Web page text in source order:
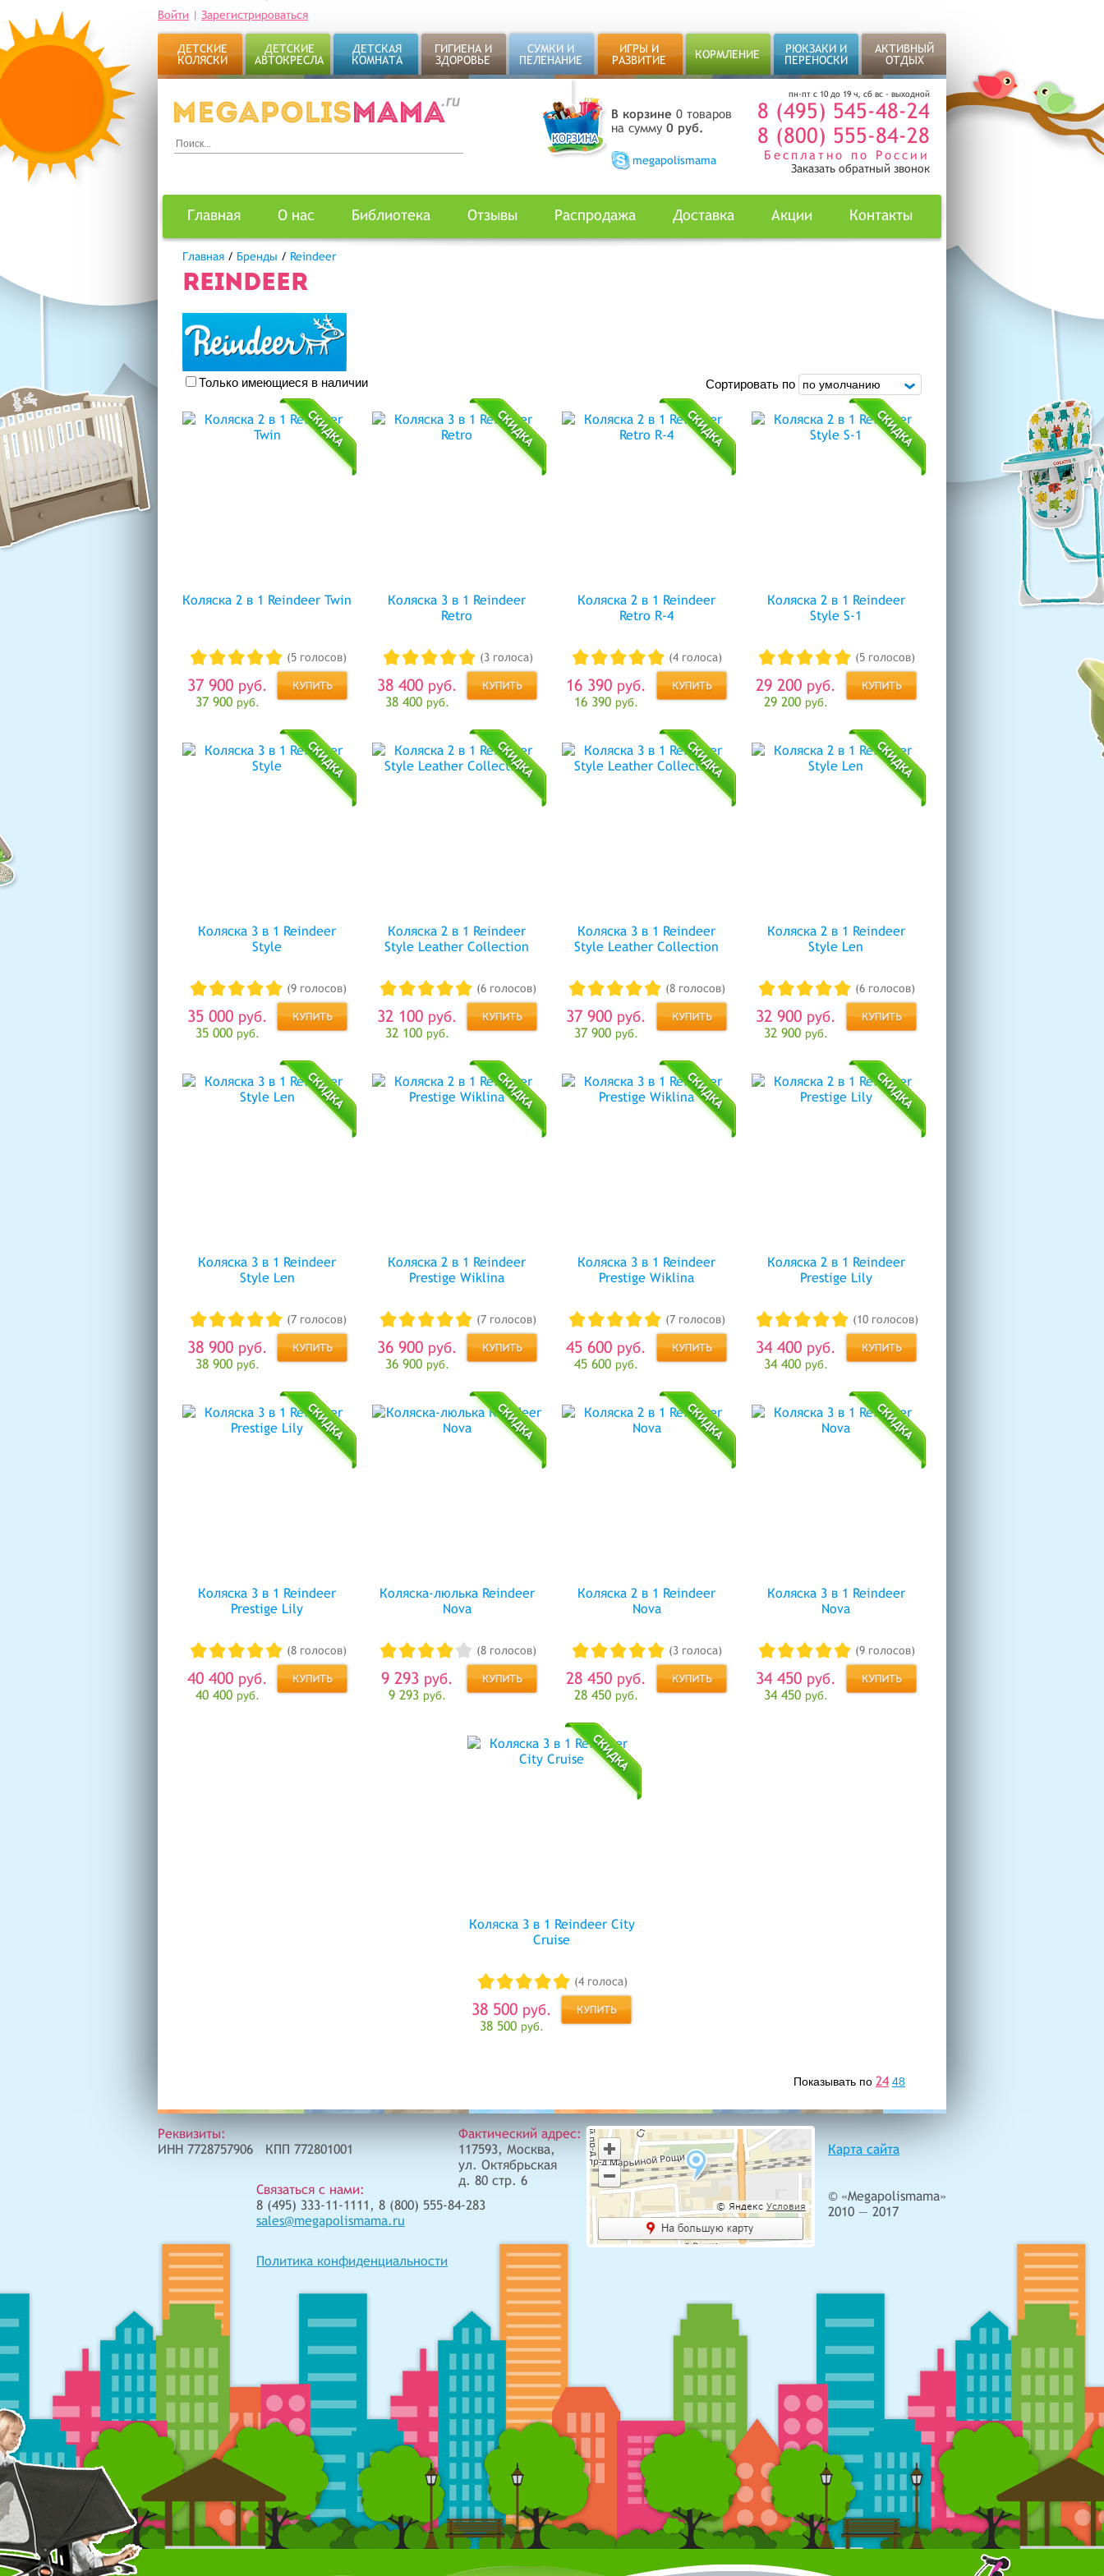
Войти | Зарегистрироваться
ДЕТСКИЕ
КОЛЯСКИ
ДЕТСКИЕ
АВТОКРЕСЛА
ДЕТСКАЯ
КОМНАТА
ГИГИЕНА И
ЗДОРОВЬЕ
СУМКИ И
ПЕЛЕНАНИЕ
ИГРЫ И
РАЗВИТИЕ
КОРМЛЕНИЕ
РЮКЗАКИ И
ПЕРЕНОСКИ
АКТИВНЫЙ
ОТДЫХ
В корзине 0 товаров
на сумму 0 руб.
megapolismama
пн-пт с 10 до 19 ч, сб вс - выходной
8 (495) 545-48-24
8 (800) 555-84-28
Бесплатно по России
Заказать обратный звонок
Главная О нас Библиотека Отзывы Распродажа Доставка Акции Контакты
Главная / Бренды / Reindeer
REINDEER
Только имеющиеся в наличии Сортировать по
Коляска 2 в 1 Reindeer Twin
(5 голосов)
37 900 руб.
37 900 руб.
Коляска 3 в 1 Reindeer
Retro
(3 голоса)
38 400 руб.
38 400 руб.
Коляска 2 в 1 Reindeer
Retro R-4
(4 голоса)
16 390 руб.
16 390 руб.
Коляска 2 в 1 Reindeer
Style S-1
(5 голосов)
29 200 руб.
29 200 руб.
Коляска 3 в 1 Reindeer
Style
(9 голосов)
35 000 руб.
35 000 руб.
Коляска 2 в 1 Reindeer
Style Leather Collection
(6 голосов)
32 100 руб.
32 100 руб.
Коляска 3 в 1 Reindeer
Style Leather Collection
(8 голосов)
37 900 руб.
37 900 руб.
Коляска 2 в 1 Reindeer
Style Len
(6 голосов)
32 900 руб.
32 900 руб.
Коляска 3 в 1 Reindeer
Style Len
(7 голосов)
38 900 руб.
38 900 руб.
Коляска 2 в 1 Reindeer
Prestige Wiklina
(7 голосов)
36 900 руб.
36 900 руб.
Коляска 3 в 1 Reindeer
Prestige Wiklina
(7 голосов)
45 600 руб.
45 600 руб.
Коляска 2 в 1 Reindeer
Prestige Lily
(10 голосов)
34 400 руб.
34 400 руб.
Коляска 3 в 1 Reindeer
Prestige Lily
(8 голосов)
40 400 руб.
40 400 руб.
Коляска-люлька Reindeer
Nova
(8 голосов)
9 293 руб.
9 293 руб.
Коляска 2 в 1 Reindeer
Nova
(3 голоса)
28 450 руб.
28 450 руб.
Коляска 3 в 1 Reindeer
Nova
(9 голосов)
34 450 руб.
34 450 руб.
Коляска 3 в 1 Reindeer City
Cruise
(4 голоса)
38 500 руб.
38 500 руб.
Показывать по 24 48
Реквизиты:
ИНН 7728757906 КПП 772801001
Связаться с нами:
8 (495) 333-11-1111, 8 (800) 555-84-283
sales@megapolismama.ru
Политика конфиденциальности
Фактический адрес:
117593, Москва,
ул. Октябрьская
д. 80 стр. 6
Карта сайта
© «Megapolismama»
2010 — 2017